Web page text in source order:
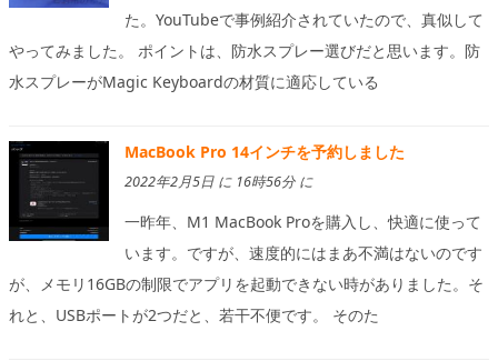
た。YouTubeで事例紹介されていたので、真似して
やってみました。 ポイントは、防水スプレー選びだと思います。防
水スプレーがMagic Keyboardの材質に適応している
MacBook Pro 14インチを予約しました
2022年2月5日 に 16時56分 に
一昨年、M1 MacBook Proを購入し、快適に使って
います。ですが、速度的にはまあ不満はないのです
が、メモリ16GBの制限でアプリを起動できない時がありました。そ
れと、USBポートが2つだと、若干不便です。 そのた